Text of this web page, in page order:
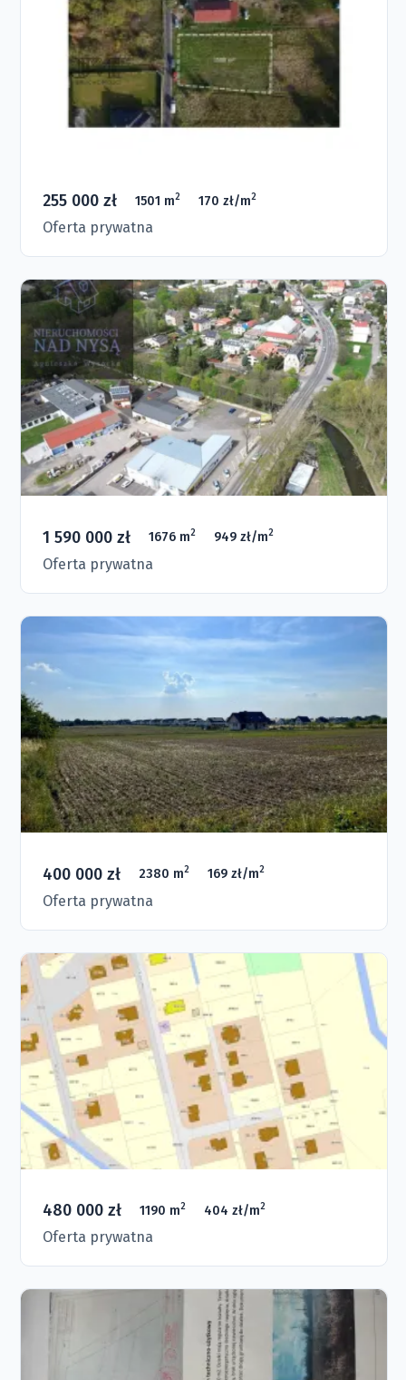
255 000 zł 1501 m2 170 zł/m2
Oferta prywatna
1 590 000 zł 1676 m2 949 zł/m2
Oferta prywatna
400 000 zł 2380 m2 169 zł/m2
Oferta prywatna
480 000 zł 1190 m2 404 zł/m2
Oferta prywatna